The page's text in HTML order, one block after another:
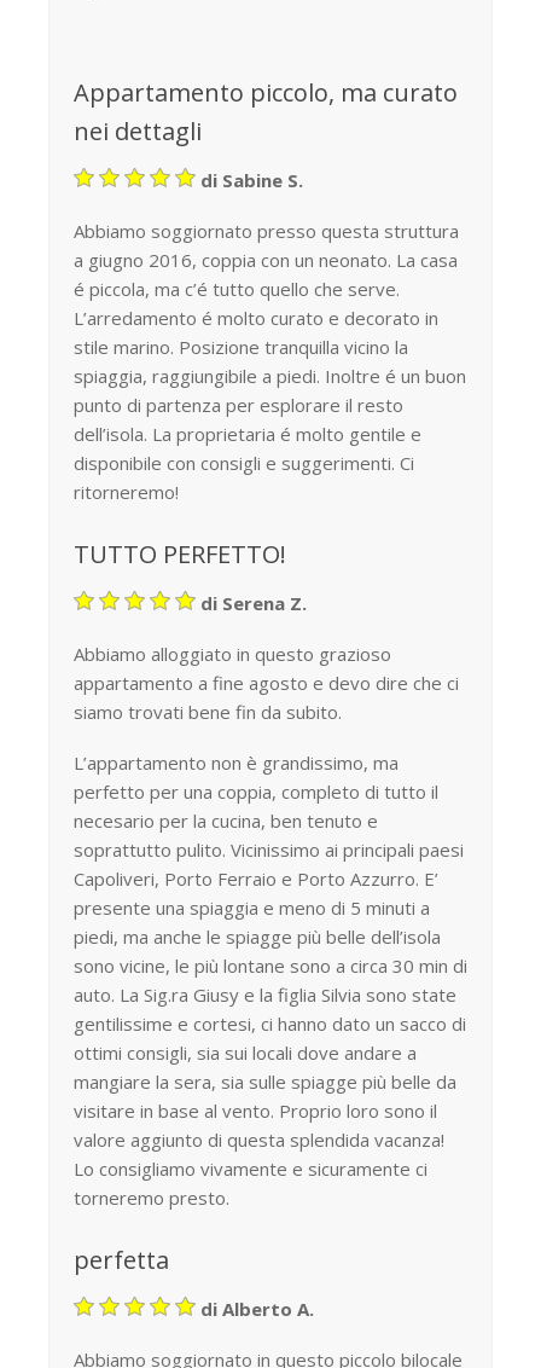
Appartamento piccolo, ma curato
nei dettagli
di Sabine S.
Abbiamo soggiornato presso questa struttura
a giugno 2016, coppia con un neonato. La casa
é piccola, ma c’é tutto quello che serve.
L’arredamento é molto curato e decorato in
stile marino. Posizione tranquilla vicino la
spiaggia, raggiungibile a piedi. Inoltre é un buon
punto di partenza per esplorare il resto
dell’isola. La proprietaria é molto gentile e
disponibile con consigli e suggerimenti. Ci
ritorneremo!
TUTTO PERFETTO!
di Serena Z.
Abbiamo alloggiato in questo grazioso
appartamento a fine agosto e devo dire che ci
siamo trovati bene fin da subito.
L’appartamento non è grandissimo, ma
perfetto per una coppia, completo di tutto il
necesario per la cucina, ben tenuto e
soprattutto pulito. Vicinissimo ai principali paesi
Capoliveri, Porto Ferraio e Porto Azzurro. E’
presente una spiaggia e meno di 5 minuti a
piedi, ma anche le spiagge più belle dell’isola
sono vicine, le più lontane sono a circa 30 min di
auto. La Sig.ra Giusy e la figlia Silvia sono state
gentilissime e cortesi, ci hanno dato un sacco di
ottimi consigli, sia sui locali dove andare a
mangiare la sera, sia sulle spiagge più belle da
visitare in base al vento. Proprio loro sono il
valore aggiunto di questa splendida vacanza!
Lo consigliamo vivamente e sicuramente ci
torneremo presto.
perfetta
di Alberto A.
Abbiamo soggiornato in questo piccolo bilocale